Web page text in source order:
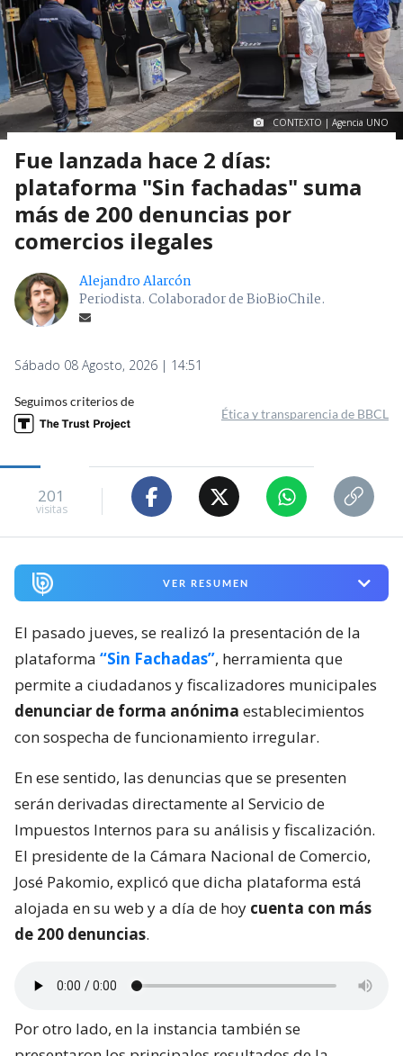
CONTEXTO | Agencia UNO
Fue lanzada hace 2 días:
plataforma "Sin fachadas" suma
más de 200 denuncias por
comercios ilegales
Alejandro Alarcón
Periodista. Colaborador de BioBioChile.
Sábado 08 Agosto, 2026 | 14:51
Seguimos criterios de
Ética y transparencia de BBCL
201
visitas
VER RESUMEN
El pasado jueves, se realizó la presentación de la
plataforma “Sin Fachadas”, herramienta que
permite a ciudadanos y fiscalizadores municipales
denunciar de forma anónima establecimientos
con sospecha de funcionamiento irregular.
En ese sentido, las denuncias que se presenten
serán derivadas directamente al Servicio de
Impuestos Internos para su análisis y fiscalización.
El presidente de la Cámara Nacional de Comercio,
José Pakomio, explicó que dicha plataforma está
alojada en su web y a día de hoy cuenta con más
de 200 denuncias.
Por otro lado, en la instancia también se